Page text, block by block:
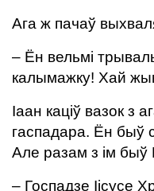
Ага ж пачаў
– Ён вельмі
калымажку! Хай
Іаан каціў вазок з
гаспадара. Ён быў
Але разам з ім быў
– Госпадзе Іісусе